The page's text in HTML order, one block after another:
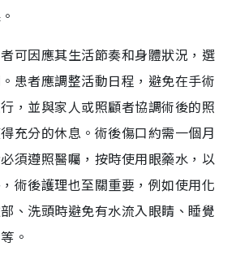
可因應其生活節奏和身體狀況，選
患者應調整活動日程，避免在手術
，並與家人或照顧者協調術後的照
充分的休息。術後傷口約需一個月
須遵照醫囑，按時使用眼藥水，以
術後護理也至關重要，例如使用化
、洗頭時避免有水流入眼睛、睡覺
。